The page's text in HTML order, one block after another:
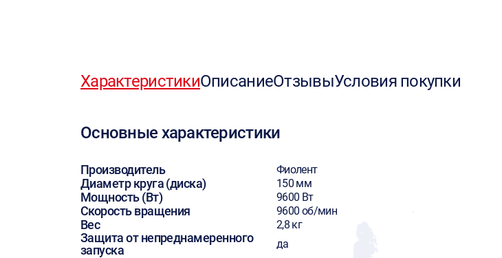
ХарактеристикиОписаниеОтзывыУсловия покупки
Основные характеристики
Производитель Фиолент
Диаметр круга (диска) 150 мм
Мощность (Вт) 9600 Вт
Скорость вращения 9600 об/мин
Вес 2,8 кг
Защита от непреднамеренного
запуска
да